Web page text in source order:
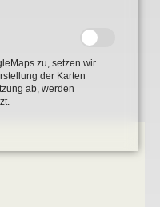
zu, setzen wir
der Karten
ab, werden